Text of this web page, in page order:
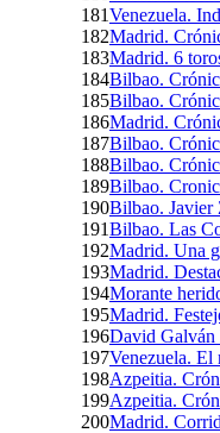
181Venezuela.
182Madrid.
183Madrid. 6
184Bilbao.
185Bilbao.
186Madrid.
187Bilbao.
188Bilbao.
189Bilbao.
190Bilbao. Javier
191Bilbao. Las
192Madrid. Una
193Madrid.
194Morante
195Madrid.
196David Galván
197Venezuela. El
198Azpeitia.
199Azpeitia.
200Madrid.